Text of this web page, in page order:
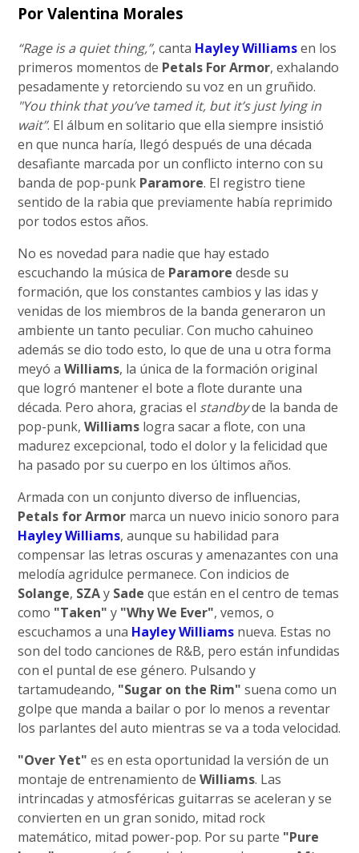
Por Valentina Morales
“Rage is a quiet thing,”, canta Hayley Williamsen los
primeros momentos de Petals For Armor, exhalando
pesadamente y retorciendo su voz en un gruñido.
"You think that you’ve tamed it, but it’s just lying in
wait”. El álbum en solitario que ella siempre insistió
en que nunca haría, llegó después de una década
desafiante marcada por un conflicto interno con su
banda de pop-punk Paramore. El registro tiene
sentido de la rabia que previamente había reprimido
por todos estos años.
No es novedad para nadie que hay estado
escuchando la música de Paramore desde su
formación, que los constantes cambios y las idas y
venidas de los miembros de la banda generaron un
ambiente un tanto peculiar. Con mucho cahuineo
además se dio todo esto, lo que de una u otra forma
meyó aWilliams, la única de la formación original
que logró mantener el bote a flote durante una
década. Pero ahora, gracias el standbyde la banda de
pop-punk,Williams logra sacar a flote, con una
madurez excepcional, todo el dolor y la felicidad que
ha pasado por su cuerpo en los últimos años.
Armada con un conjunto diverso de influencias,
Petals for Armor marca un nuevo inicio sonoro para
Hayley Williams, aunque su habilidad para
compensar las letras oscuras y amenazantes con una
melodía agridulce permanece. Con indicios de
Solange, SZAy Sade que están en el centro de temas
como "Taken" y "Why We Ever", vemos, o
escuchamos a una Hayley Williams nueva. Estas no
son del todo canciones de R&B, pero están infundidas
con el puntal de ese género. Pulsando y
tartamudeando, "Sugar on the Rim" suena como un
golpe que manda a bailar o por lo menos a reventar
los parlantes del auto mientras se va a toda velocidad.
"Over Yet" es en esta oportunidad la versión de un
montaje de entrenamiento deWilliams. Las
intrincadas y atmosféricas guitarras se aceleran y se
convierten en un gran sonido, mitad rock
matemático, mitad power-pop. Por su parte "Pure